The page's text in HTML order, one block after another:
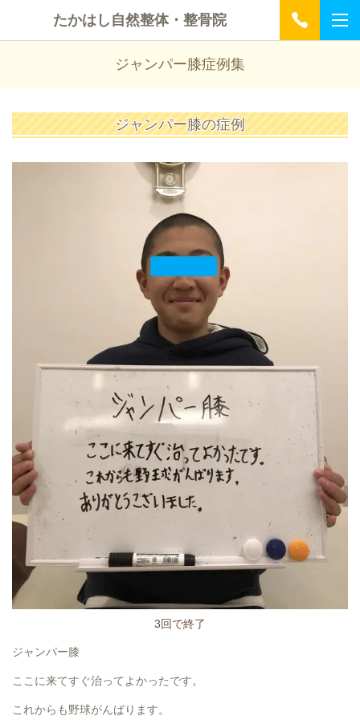
たかはし自然整体・整骨院
ジャンパー膝症例集
ジャンパー膝の症例
3回で終了
ジャンパー膝
ここに来てすぐ治ってよかったです。
これからも野球がんばります。